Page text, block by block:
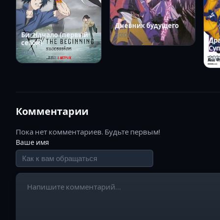
Би: Начало (первый
сезон)
2018
Дневник будущего
2010
Комментарии
Пока нет комментариев. Будьте первым!
Ваше имя